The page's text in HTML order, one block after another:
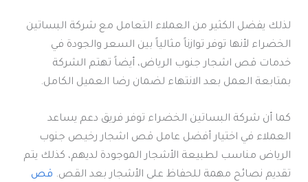
لذلك يفضل الكثير من العملاء التعامل مع شركة البساتين
الخضراء لأنها توفر توازناً مثالياً بين السعر والجودة في
خدمات قص اشجار جنوب الرياض، أيضاً تهتم الشركة
بمتابعة العمل بعد الانتهاء لضمان رضا العميل الكامل.
كما أن شركة البساتين الخضراء توفر فريق دعم يساعد
العملاء في اختيار أفضل عامل قص اشجار رخيص جنوب
الرياض مناسب لطبيعة الأشجار الموجودة لديهم، كذلك يتم
تقديم نصائح مهمة للحفاظ على الأشجار بعد القص. قص